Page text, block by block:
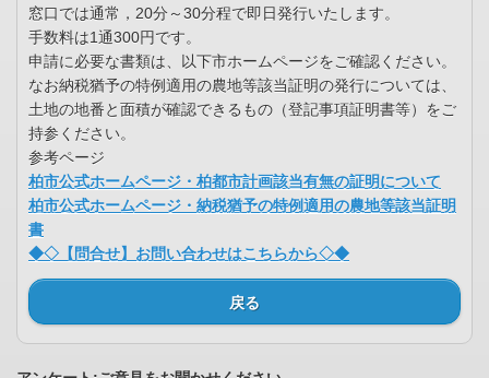
窓口では通常，20分～30分程で即日発行いたします。
手数料は1通300円です。
申請に必要な書類は、以下市ホームページをご確認ください。
なお納税猶予の特例適用の農地等該当証明の発行については、
土地の地番と面積が確認できるもの（登記事項証明書等）をご
持参ください。
参考ページ
柏市公式ホームページ・柏都市計画該当有無の証明について
柏市公式ホームページ・納税猶予の特例適用の農地等該当証明
書
◆◇【問合せ】お問い合わせはこちらから◇◆
戻る